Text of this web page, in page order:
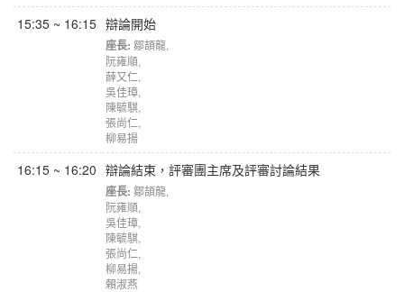
15:35 ~ 16:15 辯論開始
座長: 鄒頡龍,
阮雍順,
薛又仁,
吳佳璋,
陳毓騏,
張尚仁,
柳易揚
16:15 ~ 16:20 辯論結束，評審團主席及評審討論結果
座長: 鄒頡龍,
阮雍順,
吳佳璋,
陳毓騏,
張尚仁,
柳易揚,
賴淑燕